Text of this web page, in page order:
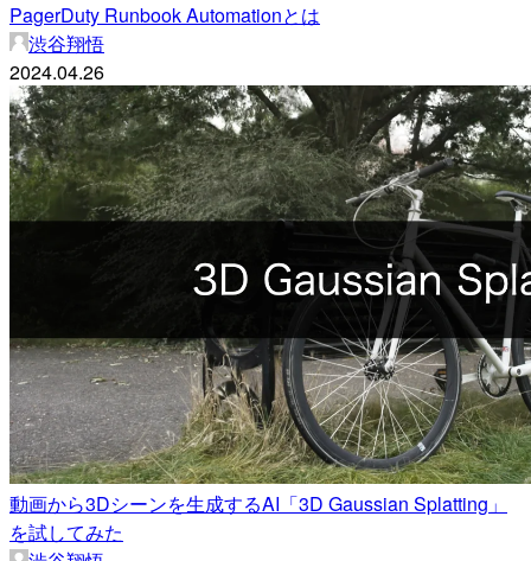
PagerDuty Runbook Automationとは
渋谷翔悟
2024.04.26
動画から3Dシーンを生成するAI「3D Gaussian Splatting」
を試してみた